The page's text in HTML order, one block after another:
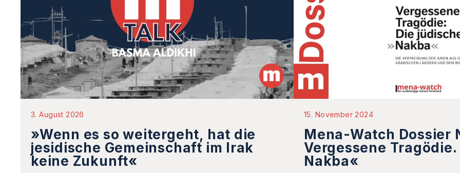
3. August 2026
»Wenn es so weitergeht, hat die
jesidische Gemeinschaft im Irak
keine Zukunft«
15. November 2024
Mena-Watch Dossier
Vergessene
Nakba«